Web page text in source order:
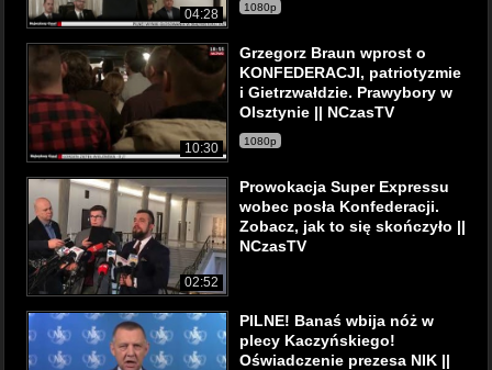
04:28 1080p
10:30
Grzegorz Braun wprost o
KONFEDERACJI, patriotyzmie
i Gietrzwałdzie. Prawybory w
Olsztynie || NCzasTV
1080p
02:52
Prowokacja Super Expressu
wobec posła Konfederacji.
Zobacz, jak to się skończyło ||
NCzasTV
PILNE! Banaś wbija nóż w
plecy Kaczyńskiego!
Oświadczenie prezesa NIK ||